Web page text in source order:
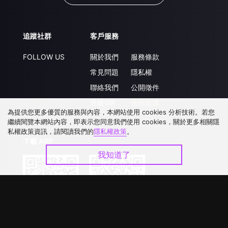
追蹤社群
FOLLOW US
客戶服務
關於我們
常見問題
聯絡我們
服務條款
隱私權
公開徵件
為提供您更多優質的服務與內容，本網站使用 cookies 分析技術。若您
繼續閱覽本網站內容，即表示您同意我們使用 cookies，關於更多相關隱
私權政策資訊，請閱讀我們的隱私權政策。
我知道了